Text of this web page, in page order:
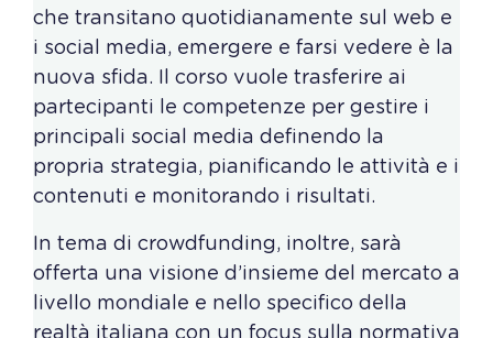
che transitano quotidianamente sul web e
i social media, emergere e farsi vedere è la
nuova sfida. Il corso vuole trasferire ai
partecipanti le competenze per gestire i
principali social media definendo la
propria strategia, pianificando le attività e i
contenuti e monitorando i risultati.
In tema di crowdfunding, inoltre, sarà
offerta una visione d’insieme del mercato a
livello mondiale e nello specifico della
realtà italiana con un focus sulla normativa